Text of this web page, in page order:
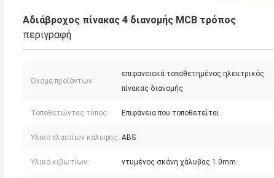
Αδιάβροχος πίνακας 4 διανομής MCB τρόπος
περιγραφή
Όνομα προϊόντων:
επιφανειακά τοποθετημένος ηλεκτρικός
πίνακας διανομής
Τοποθετώντας τύπος: Επιφάνεια που τοποθετείται
Υλικό πλαισίων κάλυψης: ABS
Υλικό κιβωτίων: ντυμένος σκόνη χάλυβας 1.0mm